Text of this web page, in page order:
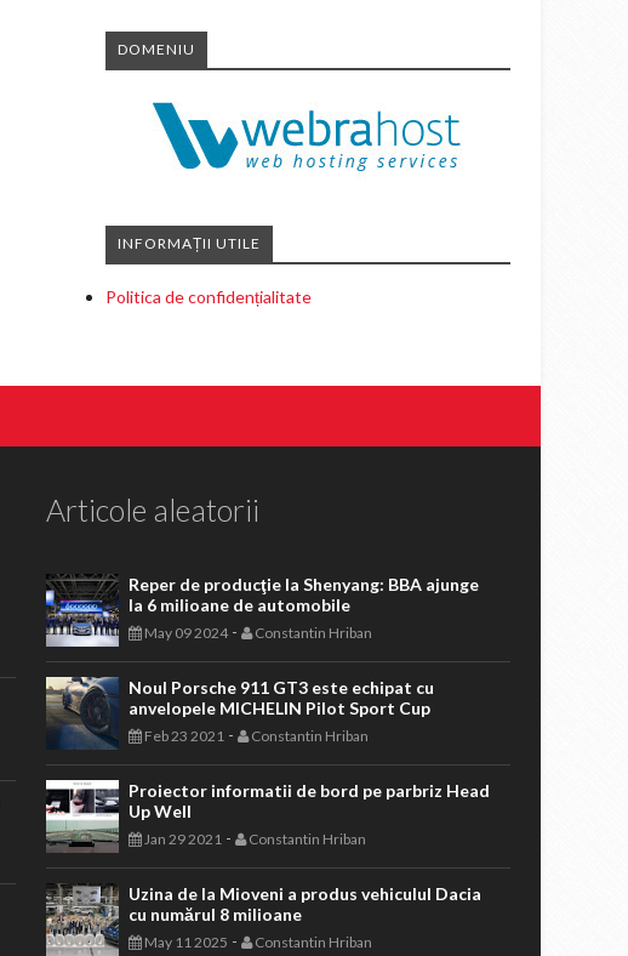
DOMENIU
INFORMAȚII UTILE
Politica de confidențialitate
Articole aleatorii
Reper de producţie la Shenyang: BBA ajunge
la 6 milioane de automobile
May 09 2024- Constantin Hriban
Noul Porsche 911 GT3 este echipat cu
anvelopele MICHELIN Pilot Sport Cup
Feb 23 2021 - Constantin Hriban
Proiector informatii de bord pe parbriz Head
Up Well
Jan 29 2021 - Constantin Hriban
Uzina de la Mioveni a produs vehiculul Dacia
cu numărul 8 milioane
May 11 2025 - Constantin Hriban